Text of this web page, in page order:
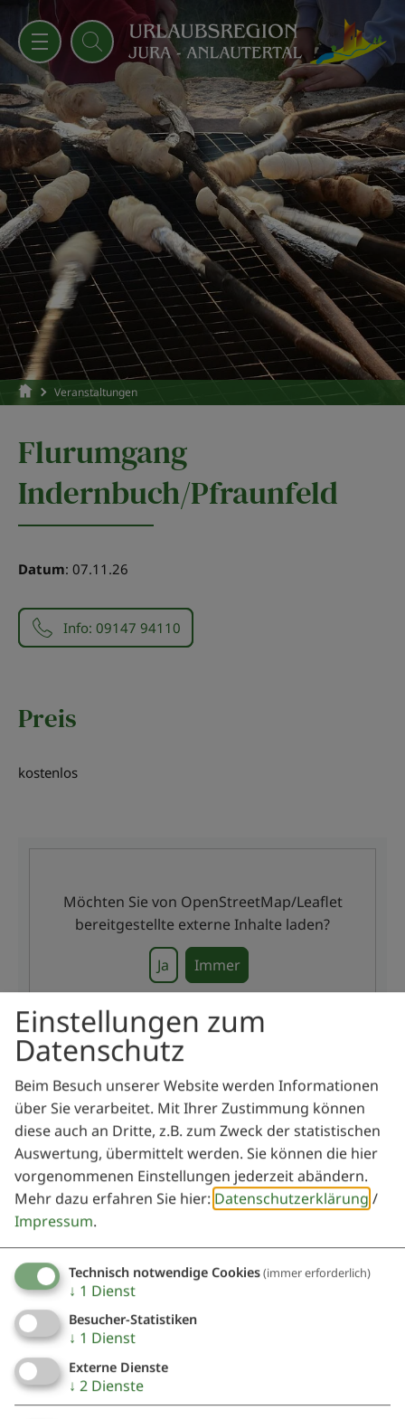
Veranstaltungen
Flurumgang
Indernbuch/Pfraunfeld
Datum: 07.11.26
Info: 09147 94110
Preis
kostenlos
Möchten Sie von OpenStreetMap/Leaflet
bereitgestellte externe Inhalte laden?
Ja Immer
Burgsalach
Kontakt
Gemeinde Burgsalach
Herr Erster Bürgermeister Volker Satzinger
Schmiedgasse 1
91790 Nennslingen
09147 941111
Einstellungen zum
Datenschutz
Beim Besuch unserer Website werden Informationen
über Sie verarbeitet. Mit Ihrer Zustimmung können
diese auch an Dritte, z.B. zum Zweck der statistischen
Auswertung, übermittelt werden. Sie können die hier
vorgenommenen Einstellungen jederzeit abändern.
Mehr dazu erfahren Sie hier: Datenschutzerklärung /
Impressum.
Technisch notwendige Cookies(immer erforderlich)
↓ 1 Dienst
Besucher-Statistiken
↓ 1 Dienst
Externe Dienste
↓ 2 Dienste